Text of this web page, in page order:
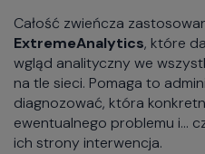
Całość zwieńcza
ExtremeAnalytics, które
wgląd analityczny we
na tle sieci. Pomaga to
diagnozować, która
ewentualnego problemu i…
ich strony interwencja.